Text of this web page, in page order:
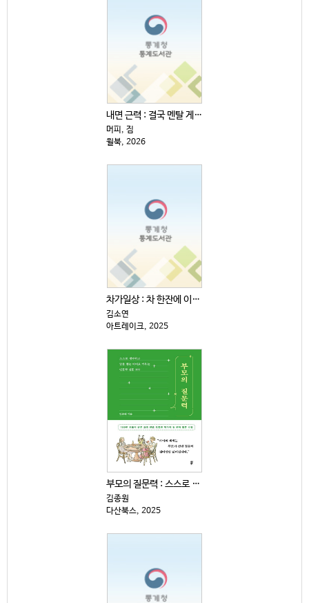
내면 근력 : 결국 멘탈 게임이다
머피, 짐
윌북, 2026
차가일상 : 차 한잔에 이렇게 재미있는 역사·문화·예술...
김소연
아트레이크, 2025
부모의 질문력 : 스스로 생각하고 답을 찾는 아이로 키...
김종원
다산북스, 2025